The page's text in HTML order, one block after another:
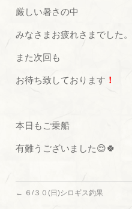
厳しい暑さの中
みなさまお疲れさまでした。
また次回も
お待ち致しております ！
本日もご乗船
有難うございました😌🍀
← ６/３０(日)シロギス釣果